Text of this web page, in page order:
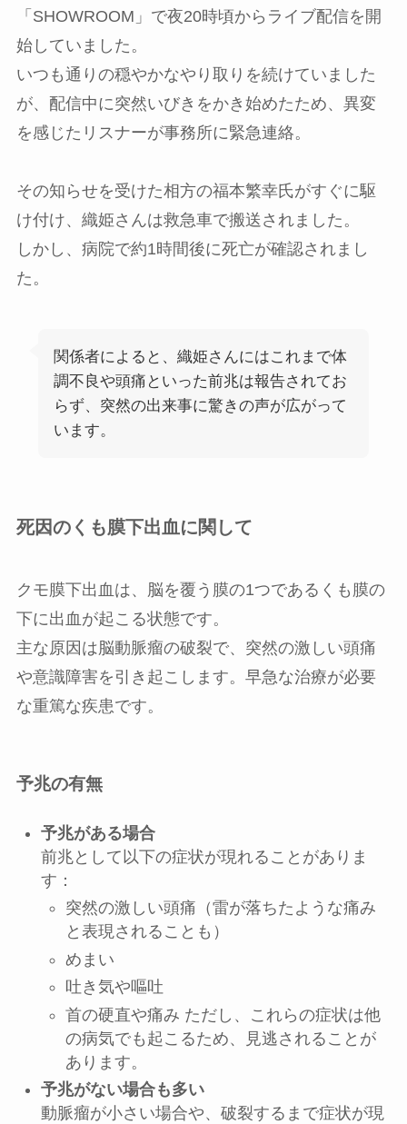
「SHOWROOM」で夜20時頃からライブ配信を開
始していました。
いつも通りの穏やかなやり取りを続けていました
が、配信中に突然いびきをかき始めたため、異変
を感じたリスナーが事務所に緊急連絡。
その知らせを受けた相方の福本繁幸氏がすぐに駆
け付け、織姫さんは救急車で搬送されました。
しかし、病院で約1時間後に死亡が確認されまし
た。
関係者によると、織姫さんにはこれまで体
調不良や頭痛といった前兆は報告されてお
らず、突然の出来事に驚きの声が広がって
います。
死因のくも膜下出血に関して
クモ膜下出血は、脳を覆う膜の1つであるくも膜の
下に出血が起こる状態です。
主な原因は脳動脈瘤の破裂で、突然の激しい頭痛
や意識障害を引き起こします。早急な治療が必要
な重篤な疾患です。
予兆の有無
予兆がある場合
前兆として以下の症状が現れることがありま
す：
突然の激しい頭痛（雷が落ちたような痛み
と表現されることも）
めまい
吐き気や嘔吐
首の硬直や痛み ただし、これらの症状は他
の病気でも起こるため、見逃されることが
あります。
予兆がない場合も多い
動脈瘤が小さい場合や、破裂するまで症状が現